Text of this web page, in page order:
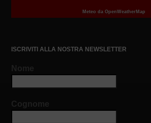
Meteo da OpenWeatherMap
ISCRIVITI ALLA NOSTRA NEWSLETTER